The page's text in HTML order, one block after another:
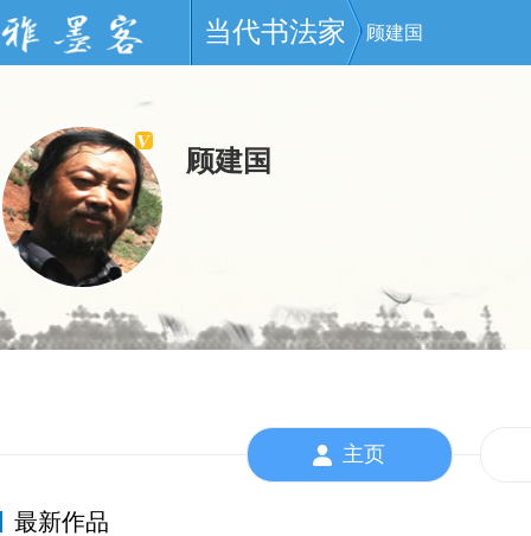
当代书法家 顾建国
顾建国
主页
最新作品